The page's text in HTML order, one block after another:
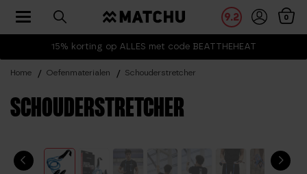
15% korting op ALLES met code BEATTHEHEAT
9.2 0
Toggle navigation
Home Oefenmaterialen Schouderstretcher
SCHOUDERSTRETCHER